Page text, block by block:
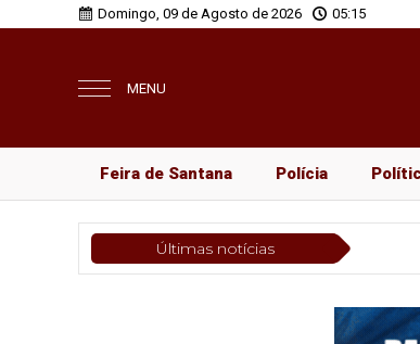
Domingo, 09 de Agosto de 2026 05:15
MENU
Feira de Santana Polícia
Últimas notícias